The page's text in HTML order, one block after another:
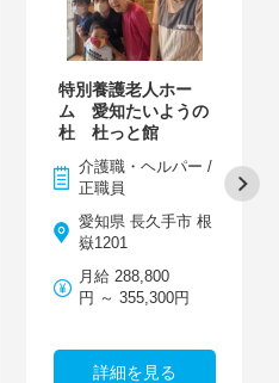
特別養護老人ホー
ム 愛知たいようの
杜 杜っと館
介護職・ヘルパー /
正職員
愛知県 長久手市 根
嶽1201
月給 288,800
円 ～ 355,300円
詳細を見る